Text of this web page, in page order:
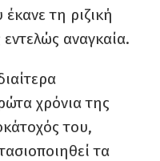
τη ριζική
αναγκαία.
χρόνια της
του,
τα